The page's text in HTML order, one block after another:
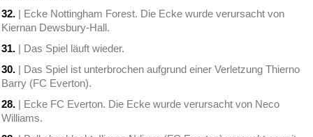
32. | Ecke Nottingham Forest. Die Ecke wurde verursacht von
Kiernan Dewsbury-Hall.
31. | Das Spiel läuft wieder.
30. | Das Spiel ist unterbrochen aufgrund einer Verletzung Thierno
Barry (FC Everton).
28. | Ecke FC Everton. Die Ecke wurde verursacht von Neco
Williams.